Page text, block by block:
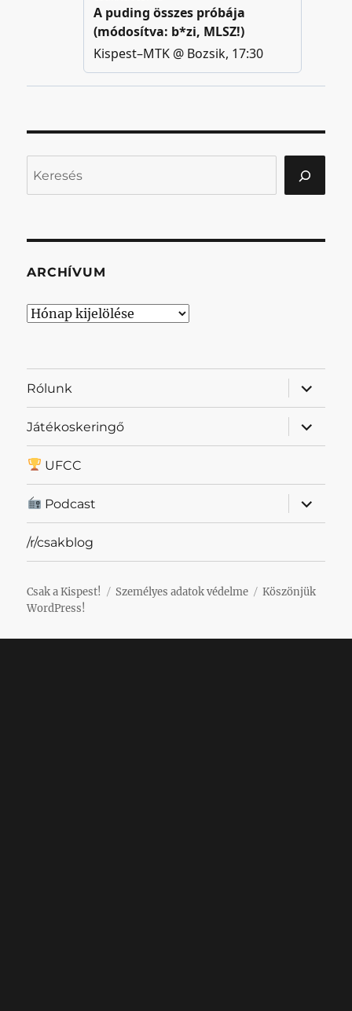
ARCHÍVUM
Archívum
Rólunk
almenü
Játékoskeringő
almenü
UFCC
Podcast
almenü
/r/csakblog
Csak a Kispest! Személyes adatok védelme
Köszönjük
WordPress!